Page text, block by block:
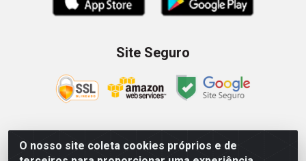
O nosso site coleta cookies próprios e de
Site Seguro
Zein Importação e Comércio LTDA - Av. Senador Queiróz, 274